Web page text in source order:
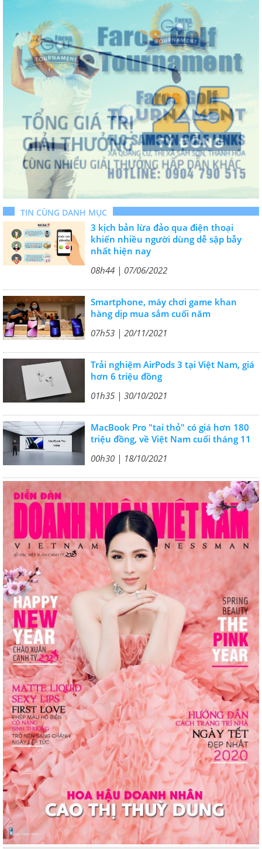
TIN CÙNG DANH MỤC
3 kịch bản lừa đảo qua điện thoại
khiến nhiều người dùng dễ sập bẫy
nhất hiện nay
08h44 | 07/06/2022
Smartphone, máy chơi game khan
hàng dịp mua sắm cuối năm
07h53 | 20/11/2021
Trải nghiệm AirPods 3 tại Việt Nam, giá
hơn 6 triệu đồng
01h35 | 30/10/2021
MacBook Pro "tai thỏ" có giá hơn 180
triệu đồng, về Việt Nam cuối tháng 11
00h30 | 18/10/2021